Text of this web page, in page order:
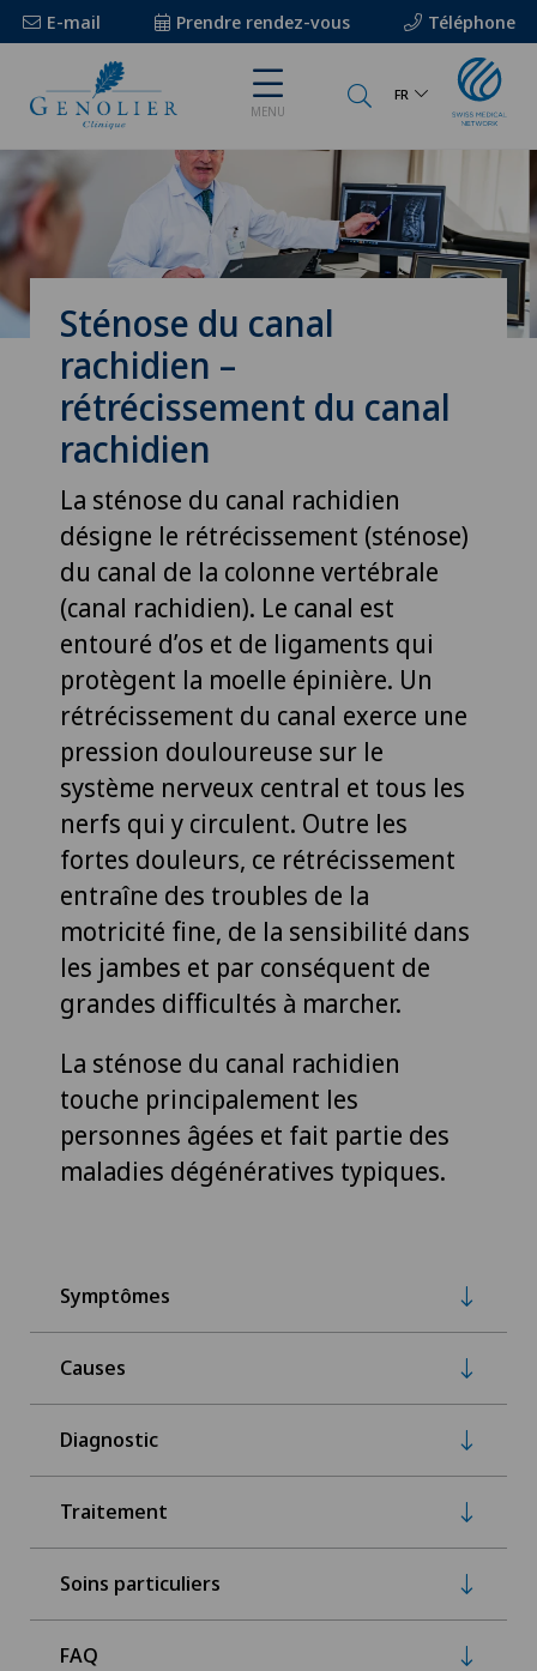
E-mail Prendre rendez-vous Téléphone
MENU
FR
Sténose du canal
rachidien –
rétrécissement du canal
rachidien
La sténose du canal rachidien
désigne le rétrécissement (sténose)
du canal de la colonne vertébrale
(canal rachidien). Le canal est
entouré d’os et de ligaments qui
protègent la moelle épinière. Un
rétrécissement du canal exerce une
pression douloureuse sur le
système nerveux central et tous les
nerfs qui y circulent. Outre les
fortes douleurs, ce rétrécissement
entraîne des troubles de la
motricité fine, de la sensibilité dans
les jambes et par conséquent de
grandes difficultés à marcher.
La sténose du canal rachidien
touche principalement les
personnes âgées et fait partie des
maladies dégénératives typiques.
Symptômes
Causes
Diagnostic
Traitement
Soins particuliers
FAQ